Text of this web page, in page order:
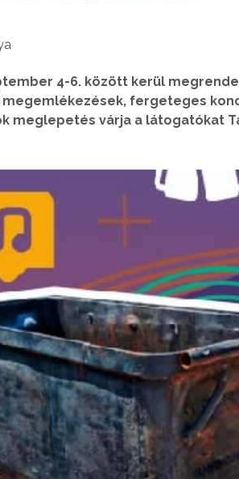
4-6. között kerül
megemlékezések, fergeteges
meglepetés várja a látogatókat